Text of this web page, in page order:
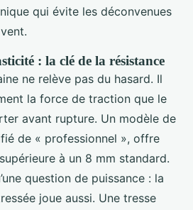
qui évite les déconvenues
: la clé de la résistance
ne relève pas du hasard. Il
la force de traction que le
avant rupture. Un modèle de
de « professionnel », offre
à un 8 mm standard.
question de puissance : la
joue aussi. Une tresse